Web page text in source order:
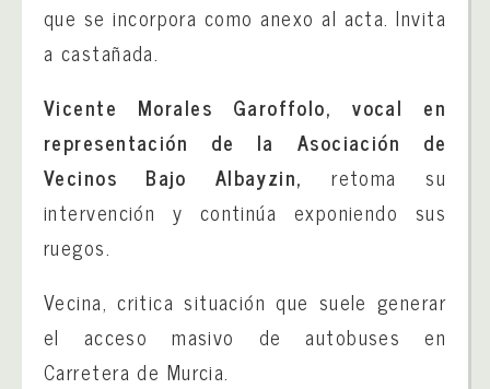
que se incorpora como anexo al acta. Invita
a castañada.
Vicente Morales Garoffolo, vocal en
representación de la Asociación de
Vecinos Bajo Albayzin,retoma su
intervención y continúa exponiendo sus
ruegos.
Vecina, critica situación que suele generar
el acceso masivo de autobuses en
Carretera de Murcia.